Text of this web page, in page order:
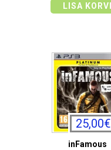
LISA KORVI
25,00€
inFamous